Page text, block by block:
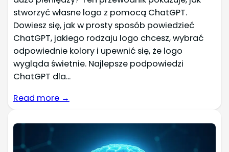
stworzyć własne logo z pomocą ChatGPT.
Dowiesz się, jak w prosty sposób powiedzieć
ChatGPT, jakiego rodzaju logo chcesz, wybrać
odpowiednie kolory i upewnić się, że logo
wygląda świetnie. Najlepsze podpowiedzi
ChatGPT dla...
Read more →